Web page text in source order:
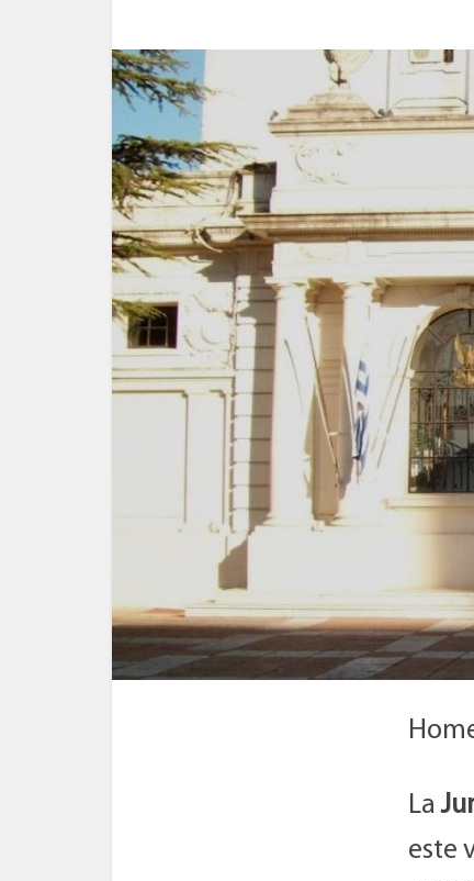
La
este